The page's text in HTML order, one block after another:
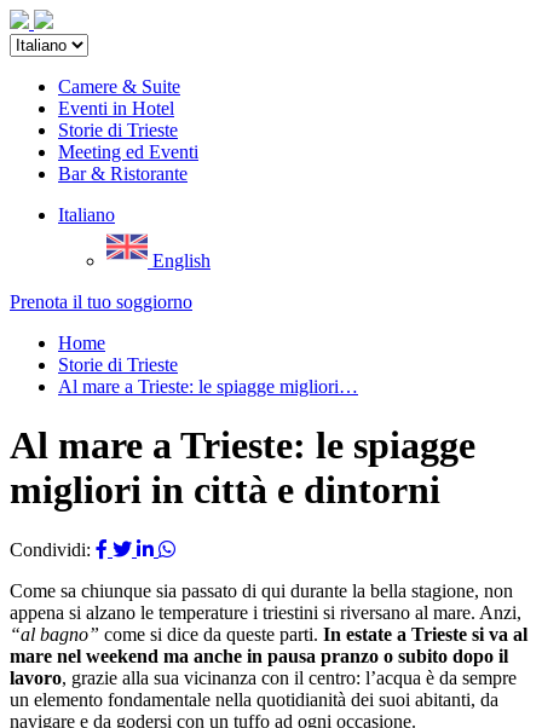
Camere & Suite
Eventi in Hotel
Storie di Trieste
Meeting ed Eventi
Bar & Ristorante
Italiano
English
Prenota il tuo soggiorno
Home
Storie di Trieste
Al mare a Trieste: le spiagge migliori…
Al mare a Trieste: le spiagge
migliori in città e dintorni
Condividi:
Come sa chiunque sia passato di qui durante la bella stagione, non
appena si alzano le temperature i triestini si riversano al mare. Anzi,
“al bagno” come si dice da queste parti. In estate a Trieste si va al
mare nel weekend ma anche in pausa pranzo o subito dopo il
lavoro, grazie alla sua vicinanza con il centro: l’acqua è da sempre
un elemento fondamentale nella quotidianità dei suoi abitanti, da
navigare e da godersi con un tuffo ad ogni occasione.